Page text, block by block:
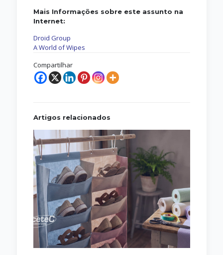
Mais Informações sobre este assunto na
Internet:
Droid Group
A World of Wipes
Compartilhar
Artigos relacionados